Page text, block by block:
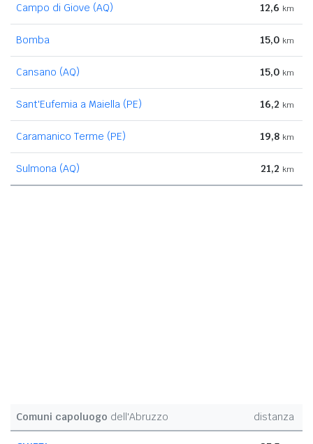
Campo di Giove (AQ) 12,6 km
Bomba 15,0 km
Cansano (AQ) 15,0 km
Sant'Eufemia a Maiella (PE) 16,2 km
Caramanico Terme (PE) 19,8 km
Sulmona (AQ) 21,2 km
Comuni capoluogo dell'Abruzzo distanza